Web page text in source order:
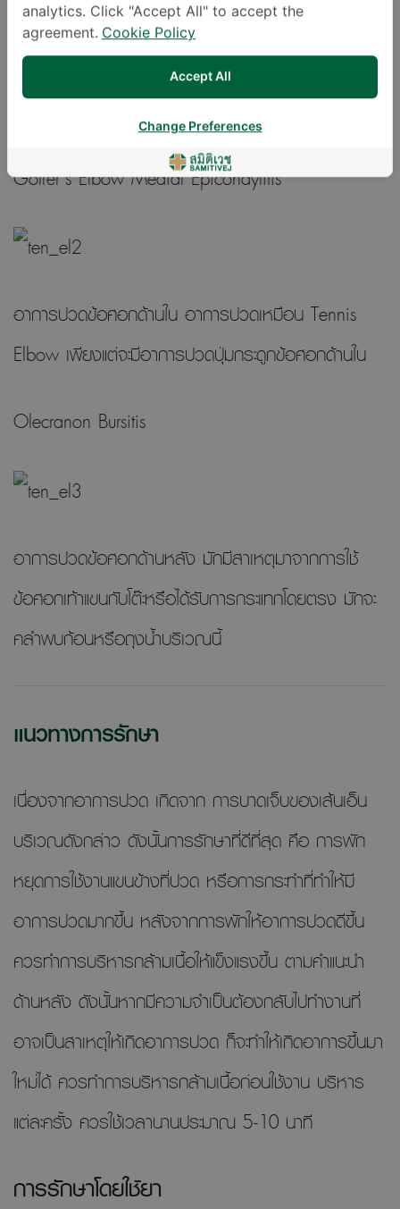
มาจาก ถุงน้ำบริเวณข้อศอกอักเสบ (Bursitis)
อาการปวดบริเวณ ข้อศอก แบบอื่นๆ
Golfer’s Elbow Medial Epicondylitis
อาการปวดข้อศอกด้านใน อาการปวดเหมือน Tennis
Elbow เพียงแต่จะมีอาการปวดปุ่มกระดูกข้อศอกด้านใน
Olecranon Bursitis
อาการปวดข้อศอกด้านหลัง มักมีสาเหตุมาจากการใช้
ข้อศอกเท้าแขนกับโต๊ะหรือได้รับการกระแทกโดยตรง มักจะ
คลำพบก้อนหรือถุงน้ำบริเวณนี้
แนวทางการรักษา
เนื่องจากอาการปวด เกิดจาก การบาดเจ็บของเส้นเอ็น
บริเวณดังกล่าว ดังนั้นการรักษาที่ดีที่สุด คือ การพัก
หยุดการใช้งานแขนข้างที่ปวด หรือการกระทำที่ทำให้มี
อาการปวดมากขึ้น หลังจากการพักให้อาการปวดดีขึ้น
ควรทำการบริหารกล้ามเนื้อให้แข็งแรงขึ้น ตามคำแนะนำ
ด้านหลัง ดังนั้นหากมีความจำเป็นต้องกลับไปทำงานที่
อาจเป็นสาเหตุให้เกิดอาการปวด ก็จะทำให้เกิดอาการขึ้นมา
ใหม่ได้ ควรทำการบริหารกล้ามเนื้อก่อนใช้งาน บริหาร
แต่ละครั้ง ควรใช้เวลานานประมาณ 5-10 นาที
การรักษาโดยใช้ยา
analytics. Click "Accept All" to accept the
agreement. Cookie Policy
Accept All
Change Preferences